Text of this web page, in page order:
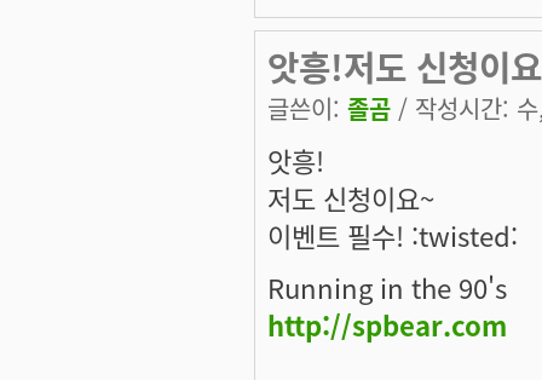
앗흥!저도 신청이
글쓴이: 졸곰 / 작성시간:
앗흥!
저도 신청이요~
이벤트 필수! :twisted:
Running in the 90's
http://spbear.com